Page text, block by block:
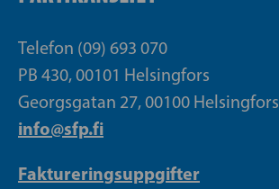
Telefon (09) 693 070
PB 430, 00101 Helsingfors
Georgsgatan 27, 00100 Helsingfors
info@sfp.fi
Faktureringsuppgifter